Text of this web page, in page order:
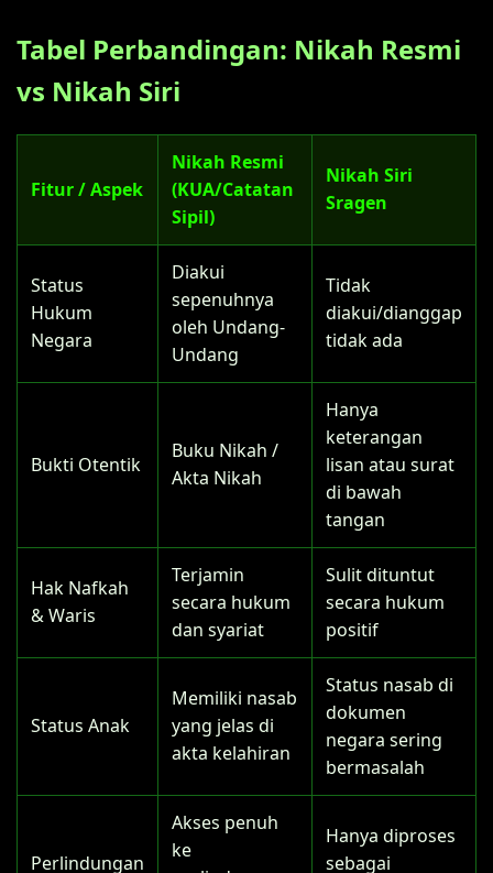
Tabel Perbandingan: Nikah Resmi
vs Nikah Siri
Fitur / Aspek
Nikah Resmi
(KUA/Catatan
Sipil)
Nikah Siri
Sragen
Status
Hukum
Negara
Diakui
sepenuhnya
oleh Undang-
Undang
Tidak
diakui/dianggap
tidak ada
Bukti Otentik
Buku Nikah /
Akta Nikah
Hanya
keterangan
lisan atau surat
di bawah
tangan
Hak Nafkah
& Waris
Terjamin
secara hukum
dan syariat
Sulit dituntut
secara hukum
positif
Status Anak
Memiliki nasab
yang jelas di
akta kelahiran
Status nasab di
dokumen
negara sering
bermasalah
Perlindungan
Akses penuh
ke
Hanya diproses
sebagai